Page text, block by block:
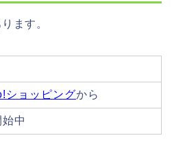
ます。
ショッピングから
中